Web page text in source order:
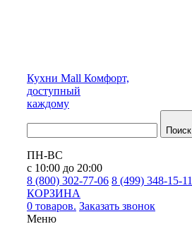
Кухни Mall Комфорт,
доступный
каждому
Поиск
ПН-ВС
с 10:00 до 20:00
8 (800) 302-77-06 8 (499) 348-15-11
КОРЗИНА
0 товаров. Заказать звонок
Меню